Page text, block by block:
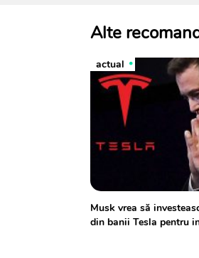
Alte
actual
Musk vrea să
din banii Tesla pentru